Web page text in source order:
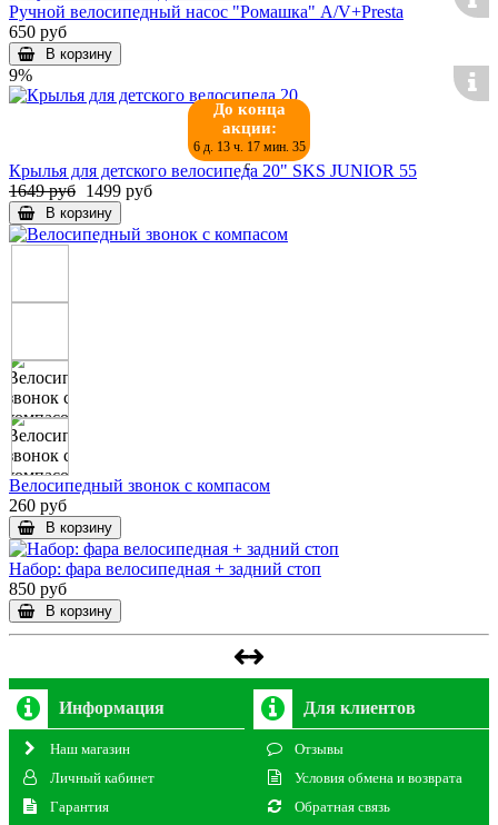
Ручной велосипедный насос "Ромашка" A/V+Presta
650 руб
В корзину
9%
До конца
акции:
6 д. 13 ч. 17 мин. 34
с.
Крылья для детского велосипеда 20" SKS JUNIOR 55
1649 руб 1499 руб
В корзину
Велосипедный звонок с компасом
260 руб
В корзину
Набор: фара велосипедная + задний стоп
850 руб
В корзину
Информация
Наш магазин
Личный кабинет
Гарантия
Для клиентов
Отзывы
Условия обмена и возврата
Обратная связь